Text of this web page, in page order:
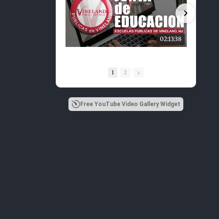
02:13:38
1 2
Free YouTube Video Gallery Widget